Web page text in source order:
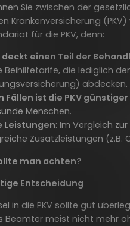
Sie zwischen der
Krankenversicherung
für die PKV, denn:
deckt einen Teil der
Beihilfetarife, die lediglich
abdecken.
Fällen ist die PKV günstiger
Menschen.
Leistungen: Im Vergleich
Zusatzleistungen (z.B.
man achten?
Entscheidung
in die PKV sollte gut
Beamter meist nicht mehr